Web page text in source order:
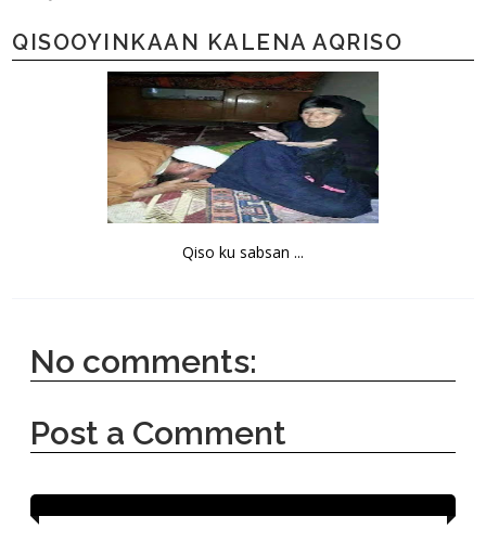
QISOOYINKAAN KALENA AQRISO
Qiso ku sabsan ...
No comments:
Post a Comment